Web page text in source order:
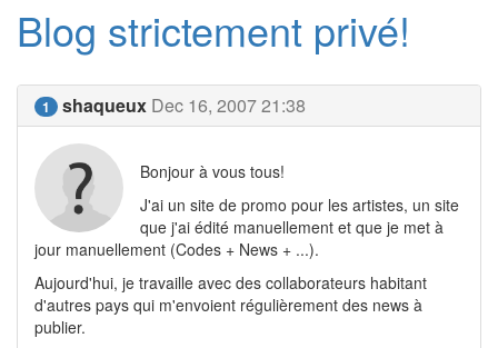
Blog strictement privé!
1 shaqueux Dec 16, 2007 21:38
Bonjour à vous tous!
J'ai un site de promo pour les artistes, un site
que j'ai édité manuellement et que je met à
jour manuellement (Codes + News + ...).
Aujourd'hui, je travaille avec des collaborateurs habitant
d'autres pays qui m'envoient régulièrement des news à
publier.